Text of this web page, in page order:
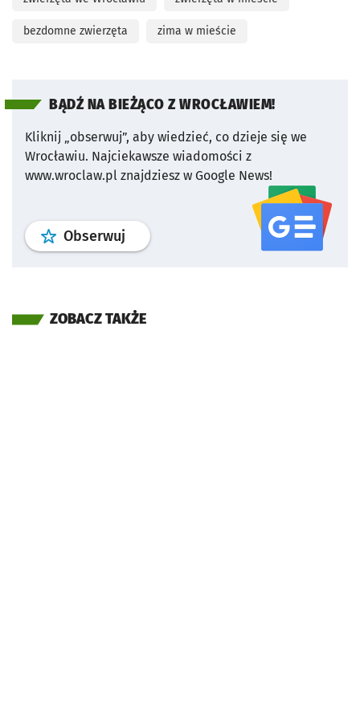
bezdomne zwierzęta zima w mieście
BĄDŹ NA BIEŻĄCO Z WROCŁAWIEM!
Kliknij „obserwuj”, aby wiedzieć, co dzieje się we
Wrocławiu. Najciekawsze wiadomości z
www.wroclaw.pl znajdziesz w Google News!
Obserwuj profil serwisu
ZOBACZ TAKŻE